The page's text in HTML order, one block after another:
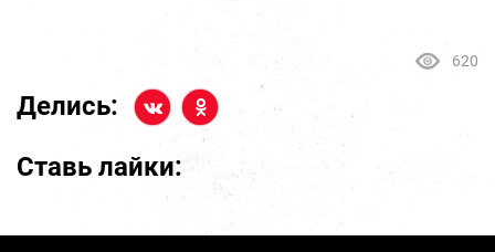
620
Делись:
Ставь лайки: